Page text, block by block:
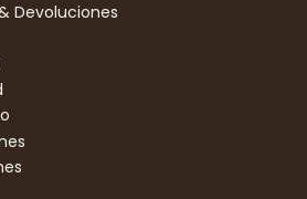
Devoluciones